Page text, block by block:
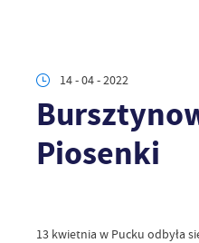
14 - 04 - 2022
Piosenki
13 kwietnia w Pucku odbyła